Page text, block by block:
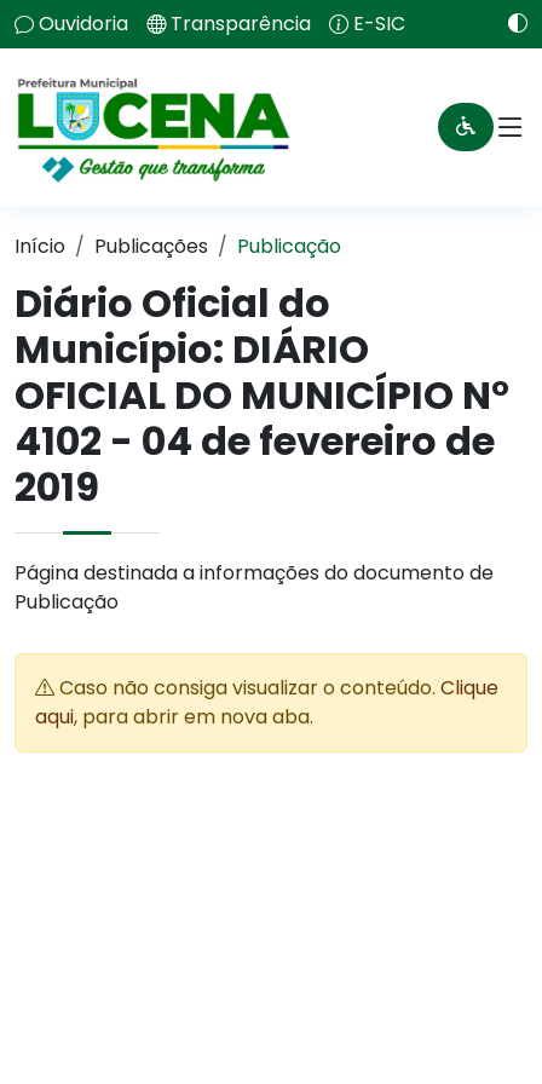
Ouvidoria Transparência E-SIC
Início Publicações Publicação
Diário Oficial do
Município: DIÁRIO
OFICIAL DO MUNICÍPIO N°
4102 - 04 de fevereiro de
2019
Página destinada a informações do documento de
Publicação
Caso não consiga visualizar o conteúdo. Clique
aqui, para abrir em nova aba.